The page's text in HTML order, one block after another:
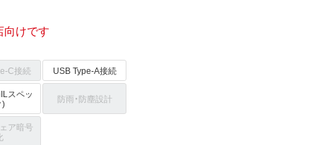
向けです
C接続 USB Type-A接続
スペッ
) 防雨・防塵設計
ア暗号